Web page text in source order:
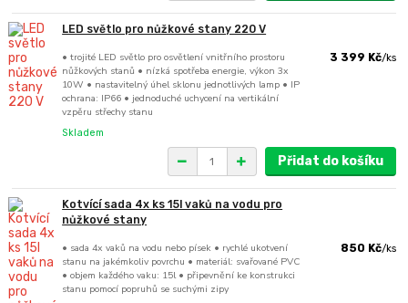
LED světlo pro nůžkové stany 220 V
• trojité LED světlo pro osvětlení vnitřního prostoru
nůžkových stanů • nízká spotřeba energie, výkon 3x
10W • nastavitelný úhel sklonu jednotlivých lamp • IP
ochrana: IP66 • jednoduché uchycení na vertikální
vzpěru střechy stanu
3 399 Kč/ks
Skladem
Přidat do košíku
Kotvící sada 4x ks 15l vaků na vodu pro
nůžkové stany
• sada 4x vaků na vodu nebo písek • rychlé ukotvení
stanu na jakémkoliv povrchu • materiál: svařované PVC
• objem každého vaku: 15l • připevnění ke konstrukci
stanu pomocí popruhů se suchými zipy
850 Kč/ks